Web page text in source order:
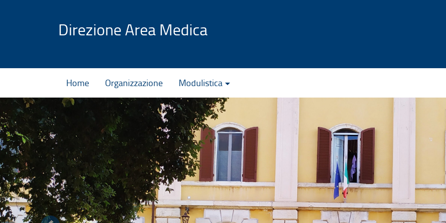
Direzione Area Medica
Home Organizzazione Modulistica